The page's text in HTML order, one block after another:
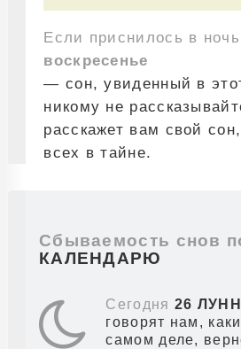
Если приснилось в
воскресенье
— сон, увиденный в
никому не
расскажет вам свой
всех в тайне.
Сбываемость снов
КАЛЕНДАРЮ
Сегодня 26
говорят нам,
самом деле,